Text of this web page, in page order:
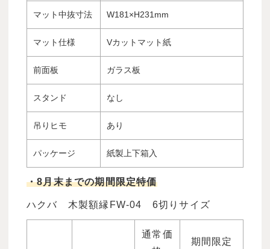
マット中抜寸法 W181×H231mm
マット仕様 Vカットマット紙
前面板 ガラス板
スタンド なし
吊りヒモ あり
パッケージ 紙製上下箱入
・8月末までの期間限定特価
ハクバ 木製額縁FW-04 6切りサイズ
通常価
期間限定